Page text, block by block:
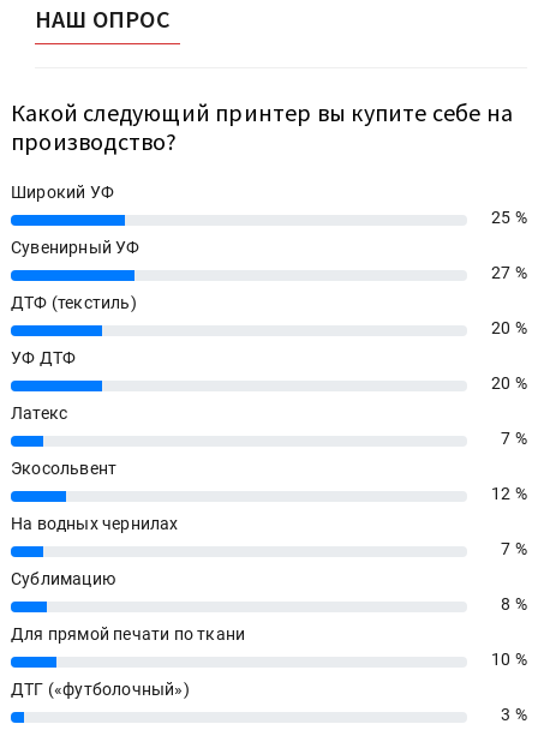
НАШ ОПРОС
Какой следующий принтер вы купите себе на
производство?
Широкий УФ
25%
25 %
Сувенирный УФ
27%
27 %
ДТФ (текстиль)
20%
20 %
УФ ДТФ
20%
20 %
Латекс
7%
7 %
Экосольвент
12%
12 %
На водных чернилах
7%
7 %
Сублимацию
8%
8 %
Для прямой печати по ткани
10%
10 %
ДТГ («футболочный»)
3% 3 %